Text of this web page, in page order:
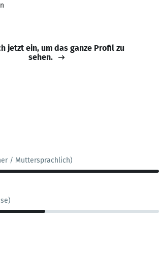
jetzt ein, um das ganze Profil zu
sehen.
/ Muttersprachlich)